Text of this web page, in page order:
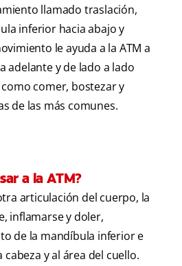
llamado traslación,
inferior hacia abajo y
le ayuda a la ATM a
adelante y de lado a lado
comer, bostezar y
de las más comunes.
a la ATM?
articulación del cuerpo, la
inflamarse y doler,
de la mandíbula inferior e
y al área del cuello.